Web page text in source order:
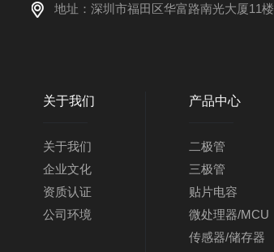
地址：深圳市福田区华富路南光大厦11楼
关于我们
关于我们
企业文化
资质认证
公司环境
产品中心
二极管
三极管
贴片电容
微处理器/MCU
传感器/储存器